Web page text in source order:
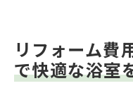
リフォーム費
で快適な浴室